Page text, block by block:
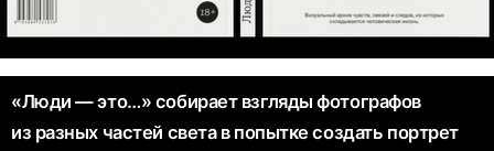
«Люди — это…» собирает взгляды фотографов
из разных частей света в попытке создать портрет